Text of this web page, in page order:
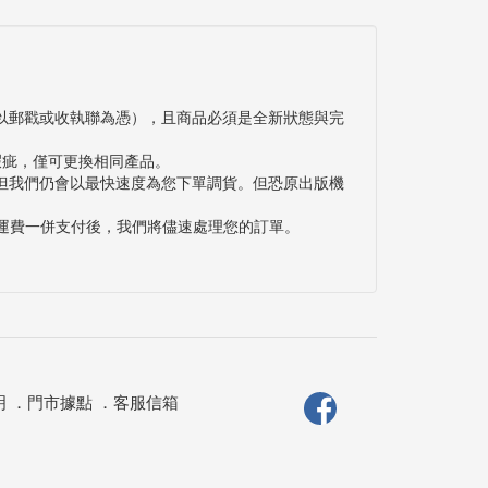
戳或收執聯為憑），且商品必須是全新狀態與完
，僅可更換相同產品。
們仍會以最快速度為您下單調貨。但恐原出版機
一併支付後，我們將儘速處理您的訂單。
． 門市據點． 客服信箱